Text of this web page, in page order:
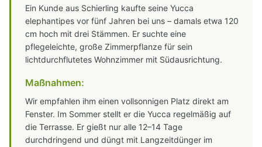
Ein Kunde aus Schierling kaufte seine Yucca
elephantipes vor fünf Jahren bei uns – damals etwa 120
cm hoch mit drei Stämmen. Er suchte eine
pflegeleichte, große Zimmerpflanze für sein
lichtdurchflutetes Wohnzimmer mit Südausrichtung.
Maßnahmen:
Wir empfahlen ihm einen vollsonnigen Platz direkt am
Fenster. Im Sommer stellt er die Yucca regelmäßig auf
die Terrasse. Er gießt nur alle 12–14 Tage
durchdringend und düngt mit Langzeitdünger im